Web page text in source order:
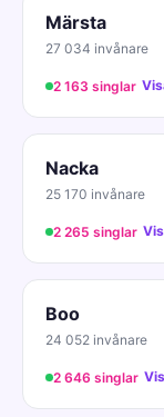
Märsta
27 034 invånare
2 163 singlar
Nacka
25 170 invånare
2 265 singlar
Boo
24 052 invånare
2 646 singlar